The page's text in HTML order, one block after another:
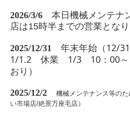
2026/3/6 本日機械メンテナ
店は15時半までの営業とな
2025/12/31 年末年始（12/
1/1.2 休業 1/3 10：00～
おり）
2025/12/2
機械メンテナンス等の
い市場店/絶景万座毛店）